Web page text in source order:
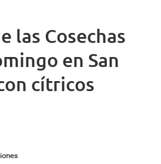
las Cosechas
en San
cítricos